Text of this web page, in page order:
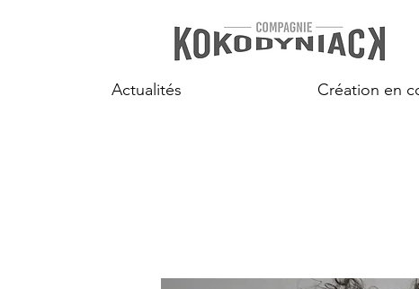
Actualités Création en